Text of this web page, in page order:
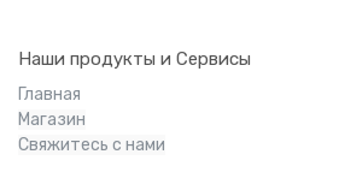
Наши продукты и Сервисы
Главная
Магазин
Свяжитесь с нами